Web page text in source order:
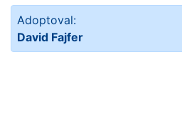
Adoptoval:
David Fajfer